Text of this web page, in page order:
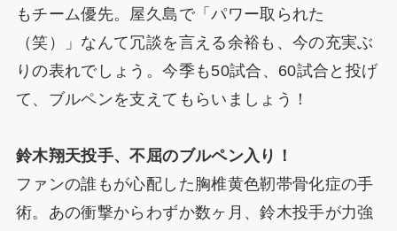
もチーム優先。屋久島で「パワー取られた
（笑）」なんて冗談を言える余裕も、今の充実ぶ
りの表れでしょう。今季も50試合、60試合と投げ
て、ブルペンを支えてもらいましょう！
鈴木翔天投手、不屈のブルペン入り！
ファンの誰もが心配した胸椎黄色靭帯骨化症の手
術。あの衝撃からわずか数ヶ月、鈴木投手が力強